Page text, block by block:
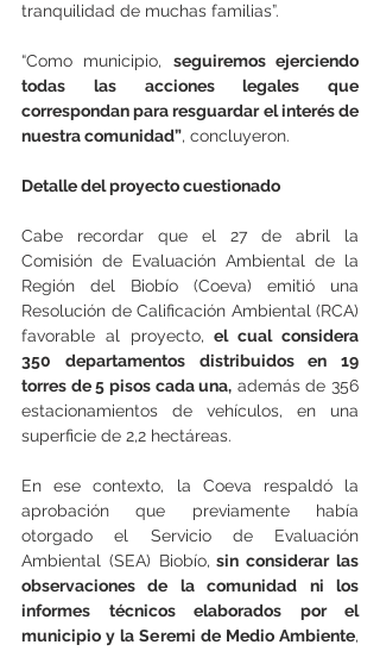
tranquilidad de muchas familias”.
“Como municipio, seguiremos ejerciendo
todas las acciones legales que
correspondan para resguardar el interés de
nuestra comunidad”, concluyeron.
Detalle del proyecto cuestionado
Cabe recordar que el 27 de abril la
Comisión de Evaluación Ambiental de la
Región del Biobío (Coeva) emitió una
Resolución de Calificación Ambiental (RCA)
favorable al proyecto, el cual considera
350 departamentos distribuidos en 19
torres de 5 pisos cada una, además de 356
estacionamientos de vehículos, en una
superficie de 2,2 hectáreas.
En ese contexto, la Coeva respaldó la
aprobación que previamente había
otorgado el Servicio de Evaluación
Ambiental (SEA) Biobío, sin considerar las
observaciones de la comunidad ni los
informes técnicos elaborados por el
municipio y la Seremi de Medio Ambiente,